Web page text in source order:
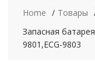
Home
Товары
Запасная
9801,ECG-9803